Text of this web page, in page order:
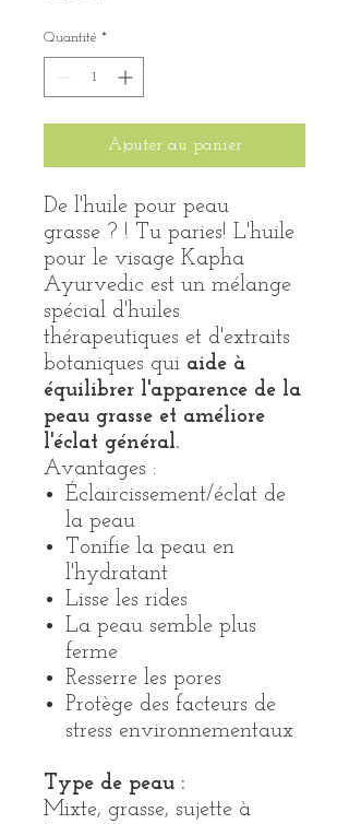
Quantité *
Ajouter au panier
De l'huile pour peau
grasse ? ! Tu paries! L'huile
pour le visage Kapha
Ayurvedic est un mélange
spécial d'huiles
thérapeutiques et d'extraits
botaniques qui aide à
équilibrer l'apparence de la
peau grasse et améliore
l'éclat général.
Avantages :
Éclaircissement/éclat de
la peau
Tonifie la peau en
l'hydratant
Lisse les rides
La peau semble plus
ferme
Resserre les pores
Protège des facteurs de
stress environnementaux
Type de peau :
Mixte, grasse, sujette à